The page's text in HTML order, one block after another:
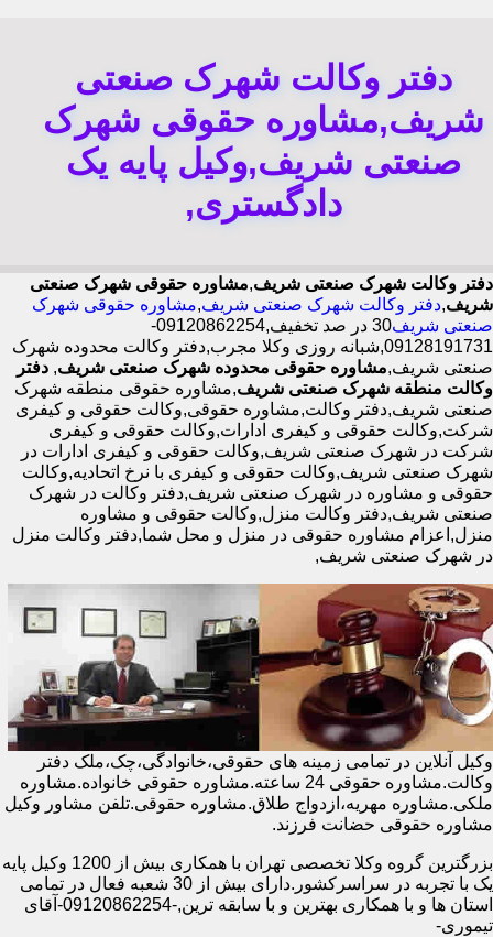
دفتر وکالت شهرک صنعتی
شریف,مشاوره حقوقی شهرک
صنعتی شریف,وکیل پایه یک
دادگستری,
دفتر وکالت شهرک صنعتی شریف,مشاوره حقوقی شهرک صنعتی
شریف,دفتر وکالت شهرک صنعتی شریف,مشاوره حقوقی شهرک
صنعتی شریف
30 در صد تخفیف,09120862254-
09128191731,شبانه روزی وکلا مجرب,دفتر وکالت محدوده شهرک
صنعتی شریف,مشاوره حقوقی محدوده شهرک صنعتی شریف, دفتر
وکالت منطقه شهرک صنعتی شریف,مشاوره حقوقی منطقه شهرک
صنعتی شریف,دفتر وکالت,مشاوره حقوقی,وکالت حقوقی و کیفری
شرکت,وکالت حقوقی و کیفری ادارات,وکالت حقوقی و کیفری
شرکت در شهرک صنعتی شریف,وکالت حقوقی و کیفری ادارات در
شهرک صنعتی شریف,وکالت حقوقی و کیفری با نرخ اتحادیه,وکالت
حقوقی و مشاوره در شهرک صنعتی شریف,دفتر وکالت در شهرک
صنعتی شریف,دفتر وکالت منزل,وکالت حقوقی و مشاوره
منزل,اعزام مشاوره حقوقی در منزل و محل شما,دفتر وکالت منزل
در شهرک صنعتی شریف,
وکیل آنلاین در تمامی زمینه های حقوقی،خانوادگی،چک،ملک دفتر
وکالت.مشاوره حقوقی 24 ساعته.مشاوره حقوقی خانواده.مشاوره
ملکی.مشاوره مهریه،ازدواج طلاق.مشاوره حقوقی.تلفن مشاور وکیل
مشاوره حقوقی حضانت فرزند.
بزرگترین گروه وکلا تخصصی تهران با همکاری بیش از 1200 وکیل پایه
یک با تجربه در سراسرکشور.دارای بیش از 30 شعبه فعال در تمامی
استان ها و با همکاری بهترین و با سابقه ترین,-09120862254-آقای
تیموری-